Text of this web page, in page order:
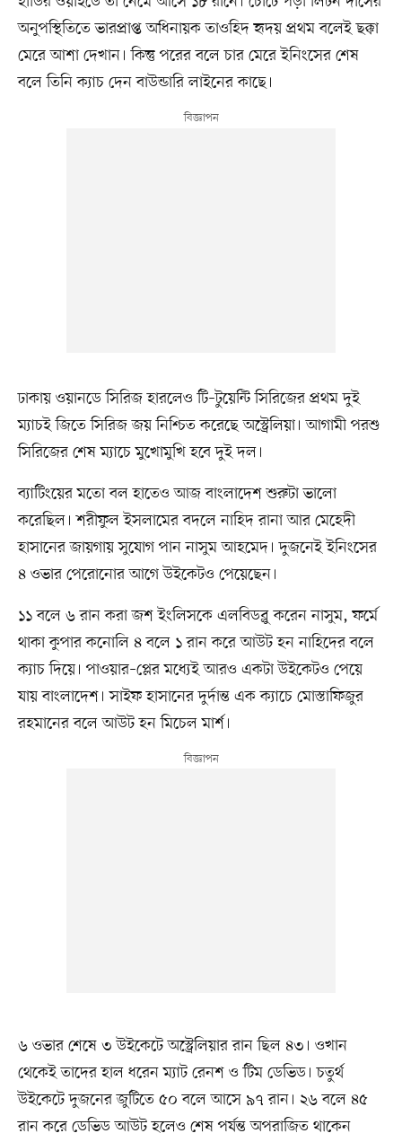
অনুপস্থিতিতে ভারপ্রাপ্ত অধিনায়ক তাওহিদ হৃদয় প্রথম বলেই ছক্কা
মেরে আশা দেখান। কিন্তু পরের বলে চার মেরে ইনিংসের শেষ
বলে তিনি ক্যাচ দেন বাউন্ডারি লাইনের কাছে।
ঢাকায় ওয়ানডে সিরিজ হারলেও টি–টুয়েন্টি সিরিজের প্রথম দুই
ম্যাচই জিতে সিরিজ জয় নিশ্চিত করেছে অস্ট্রেলিয়া। আগামী পরশু
সিরিজের শেষ ম্যাচে মুখোমুখি হবে দুই দল।
ব্যাটিংয়ের মতো বল হাতেও আজ বাংলাদেশ শুরুটা ভালো
করেছিল। শরীফুল ইসলামের বদলে নাহিদ রানা আর মেহেদী
হাসানের জায়গায় সুযোগ পান নাসুম আহমেদ। দুজনেই ইনিংসের
৪ ওভার পেরোনোর আগে উইকেটও পেয়েছেন।
১১ বলে ৬ রান করা জশ ইংলিসকে এলবিডব্লু করেন নাসুম, ফর্মে
থাকা কুপার কনোলি ৪ বলে ১ রান করে আউট হন নাহিদের বলে
ক্যাচ দিয়ে। পাওয়ার–প্লের মধ্যেই আরও একটা উইকেটও পেয়ে
যায় বাংলাদেশ। সাইফ হাসানের দুর্দান্ত এক ক্যাচে মোস্তাফিজুর
রহমানের বলে আউট হন মিচেল মার্শ।
৬ ওভার শেষে ৩ উইকেটে অস্ট্রেলিয়ার রান ছিল ৪৩। ওখান
থেকেই তাদের হাল ধরেন ম্যাট রেনশ ও টিম ডেভিড। চতুর্থ
উইকেটে দুজনের জুটিতে ৫০ বলে আসে ৯৭ রান। ২৬ বলে ৪৫
রান করে ডেভিড আউট হলেও শেষ পর্যন্ত অপরাজিত থাকেন